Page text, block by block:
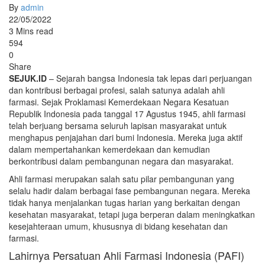
By admin
22/05/2022
3 Mins read
594
0
Share
SEJUK.ID – Sejarah bangsa Indonesia tak lepas dari perjuangan
dan kontribusi berbagai profesi, salah satunya adalah ahli
farmasi. Sejak Proklamasi Kemerdekaan Negara Kesatuan
Republik Indonesia pada tanggal 17 Agustus 1945, ahli farmasi
telah berjuang bersama seluruh lapisan masyarakat untuk
menghapus penjajahan dari bumi Indonesia. Mereka juga aktif
dalam mempertahankan kemerdekaan dan kemudian
berkontribusi dalam pembangunan negara dan masyarakat.
Ahli farmasi merupakan salah satu pilar pembangunan yang
selalu hadir dalam berbagai fase pembangunan negara. Mereka
tidak hanya menjalankan tugas harian yang berkaitan dengan
kesehatan masyarakat, tetapi juga berperan dalam meningkatkan
kesejahteraan umum, khususnya di bidang kesehatan dan
farmasi.
Lahirnya Persatuan Ahli Farmasi Indonesia (PAFI)